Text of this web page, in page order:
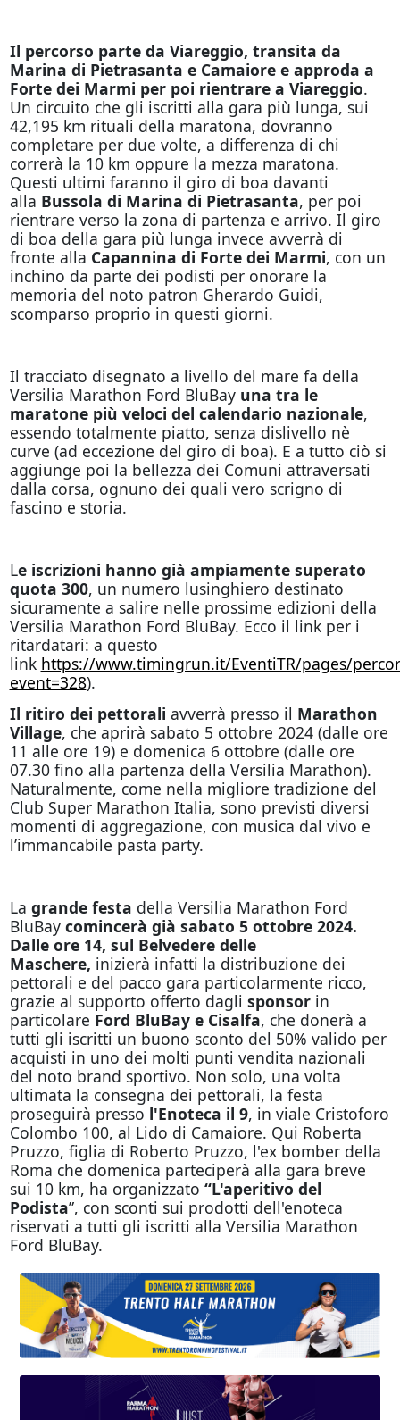
Il percorso parte da Viareggio, transita da
Marina di Pietrasanta e Camaiore e approda a
Forte dei Marmi per poi rientrare a Viareggio.
Un circuito che gli iscritti alla gara più lunga, sui
42,195 km rituali della maratona, dovranno
completare per due volte, a differenza di chi
correrà la 10 km oppure la mezza maratona.
Questi ultimi faranno il giro di boa davanti
alla Bussola di Marina di Pietrasanta, per poi
rientrare verso la zona di partenza e arrivo. Il giro
di boa della gara più lunga invece avverrà di
fronte alla Capannina di Forte dei Marmi, con un
inchino da parte dei podisti per onorare la
memoria del noto patron Gherardo Guidi,
scomparso proprio in questi giorni.
Il tracciato disegnato a livello del mare fa della
Versilia Marathon Ford BluBay una tra le
maratone più veloci del calendario nazionale,
essendo totalmente piatto, senza dislivello nè
curve (ad eccezione del giro di boa). E a tutto ciò si
aggiunge poi la bellezza dei Comuni attraversati
dalla corsa, ognuno dei quali vero scrigno di
fascino e storia.
Le iscrizioni hanno già ampiamente superato
quota 300, un numero lusinghiero destinato
sicuramente a salire nelle prossime edizioni della
Versilia Marathon Ford BluBay. Ecco il link per i
ritardatari: a questo
link https://www.timingrun.it/EventiTR/pages/
event=328).
Il ritiro dei pettorali avverrà presso il Marathon
Village, che aprirà sabato 5 ottobre 2024 (dalle ore
11 alle ore 19) e domenica 6 ottobre (dalle ore
07.30 fino alla partenza della Versilia Marathon).
Naturalmente, come nella migliore tradizione del
Club Super Marathon Italia, sono previsti diversi
momenti di aggregazione, con musica dal vivo e
l’immancabile pasta party.
La grande festa della Versilia Marathon Ford
BluBay comincerà già sabato 5 ottobre 2024.
Dalle ore 14, sul Belvedere delle
Maschere, inizierà infatti la distribuzione dei
pettorali e del pacco gara particolarmente ricco,
grazie al supporto offerto dagli sponsorin
particolare Ford BluBay e Cisalfa, che donerà a
tutti gli iscritti un buono sconto del 50% valido per
acquisti in uno dei molti punti vendita nazionali
del noto brand sportivo. Non solo, una volta
ultimata la consegna dei pettorali, la festa
proseguirà presso l'Enoteca il 9, in viale Cristoforo
Colombo 100, al Lido di Camaiore. Qui Roberta
Pruzzo, figlia di Roberto Pruzzo, l'ex bomber della
Roma che domenica parteciperà alla gara breve
sui 10 km, ha organizzato “L'aperitivo del
Podista”, con sconti sui prodotti dell'enoteca
riservati a tutti gli iscritti alla Versilia Marathon
Ford BluBay.